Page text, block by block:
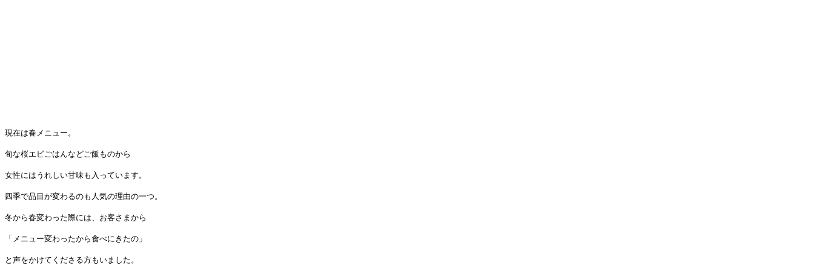
現在は春メニュー。
旬な桜エビごはんなどご飯ものから
女性にはうれしい甘味も入っています。
四季で品目が変わるのも人気の理由の一つ。
冬から春変わった際には、お客さまから
「メニュー変わったから食べにきたの」
と声をかけてくださる方もいました。